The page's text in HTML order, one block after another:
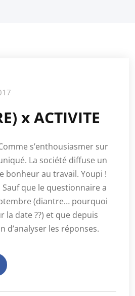
x ACTIVITE
s’enthousiasmer sur
La société diffuse un
bonheur au travail. Youpi !
que le questionnaire a
(diantre… pourquoi
la date ??) et que depuis
d’analyser les réponses.